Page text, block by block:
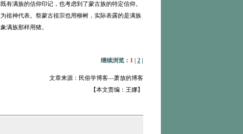
有满族的信仰印记，也考虑到了蒙古族的特定信仰。
祖神代表。祭蒙古祖宗也用柳树，实际表露的是满族
满族那样用猪。
继续浏览： 1| 2|
文章来源：民俗学博客—萧放的博客
【本文责编：王娜】